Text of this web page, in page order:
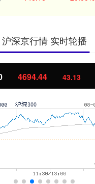
沪深京行情 实时轮播
4694.44 43.13